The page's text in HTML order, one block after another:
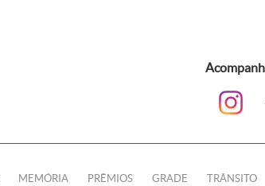
MEMÓRIA PRÊMIOS GRADE TRÂNSITO